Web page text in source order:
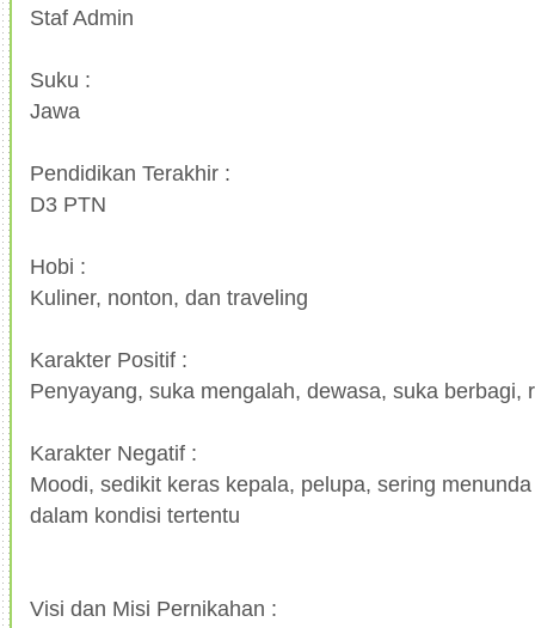
Staf Admin
Suku :
Jawa
Pendidikan Terakhir :
D3 PTN
Hobi :
Kuliner, nonton, dan traveling
Karakter Positif :
Penyayang, suka mengalah, dewasa, suka berbagi,
Karakter Negatif :
Moodi, sedikit keras kepala, pelupa, sering
dalam kondisi tertentu
Visi dan Misi Pernikahan :